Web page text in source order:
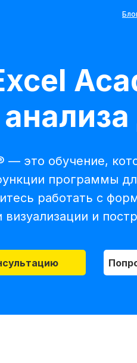
— это обучение,
программы
работать с
визуализации и